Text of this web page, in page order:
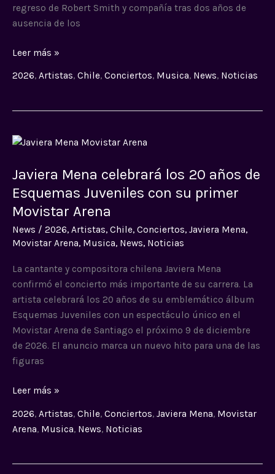
regreso de Robert Smith y compañía tras dos años de
ausencia de los
Leer más »
2026, Artistas, Chile, Conciertos, Musica, News, Noticias
Javiera Mena celebrará los 20 años de
Esquemas Juveniles con su primer
Movistar Arena
News / 2026, Artistas, Chile, Conciertos, Javiera Mena,
Movistar Arena, Musica, News, Noticias
La cantante y compositora chilena Javiera Mena
confirmó el concierto más importante de su carrera. La
artista celebrará los 20 años de su emblemático álbum
Esquemas Juveniles con un espectáculo único en el
Movistar Arena de Santiago el próximo 9 de diciembre
de 2026. El anuncio marca un nuevo hito para una de las
figuras
Javiera
celebrará
los
años
de
Esquemas
Juveniles
su
primer
Movistar
Arena
Leer más »
2026, Artistas, Chile, Conciertos, Javiera Mena, Movistar
Arena, Musica, News, Noticias